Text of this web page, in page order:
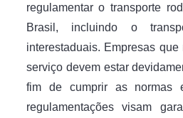
regulamentar o transporte
Brasil, incluindo o
interestaduais. Empresas
serviço devem estar
fim de cumprir as normas
regulamentações visam